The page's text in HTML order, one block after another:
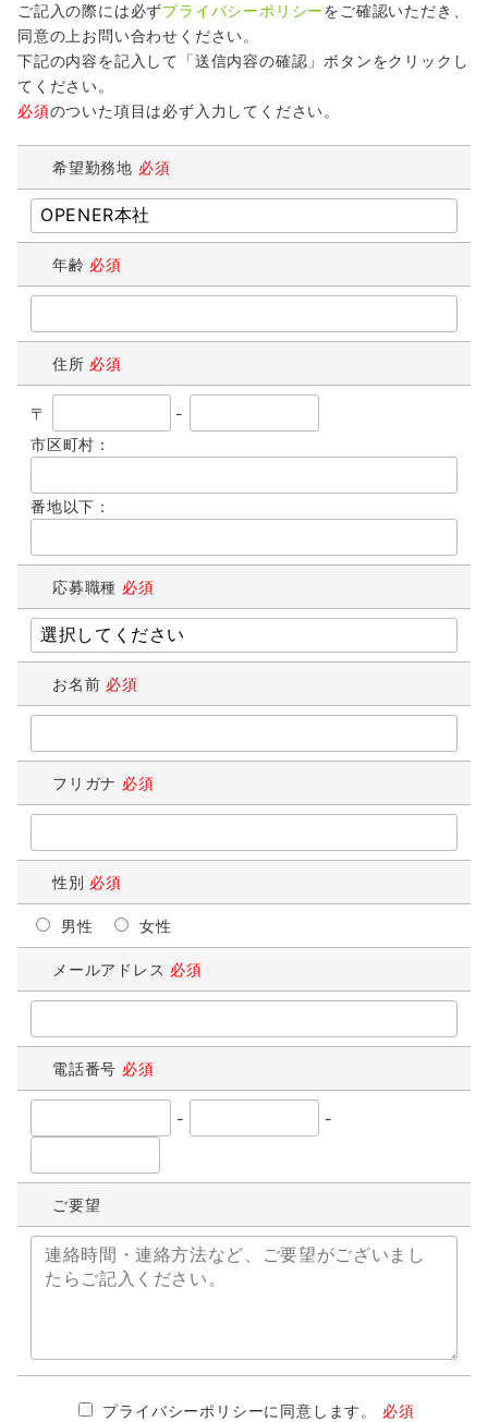
ご記入の際には必ずプライバシーポリシーをご確認いただき、
同意の上お問い合わせください。
下記の内容を記入して「送信内容の確認」ボタンをクリックし
てください。
必須のついた項目は必ず入力してください。
希望勤務地 必須
年齢 必須
住所 必須
〒
-
市区町村：
番地以下：
応募職種 必須
お名前 必須
フリガナ 必須
性別 必須
男性 女性
メールアドレス 必須
電話番号 必須
- -
ご要望
プライバシーポリシーに同意します。 必須